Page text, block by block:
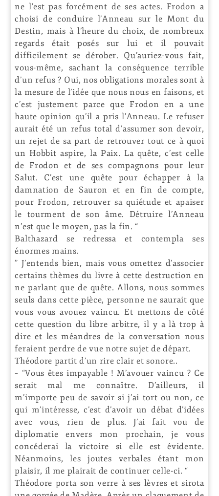
ne l’est pas forcément de ses actes. Frodon a
choisi de conduire l’Anneau sur le Mont du
Destin, mais à l’heure du choix, de nombreux
regards était posés sur lui et il pouvait
difficilement se dérober. Qu’auriez-vous fait,
vous-même, sachant la conséquence terrible
d’un refus ? Oui, nos obligations morales sont à
la mesure de l’idée que nous nous en faisons, et
c’est justement parce que Frodon en a une
haute opinion qu’il a pris l’Anneau. Le refuser
aurait été un refus total d’assumer son devoir,
un rejet de sa part de retrouver tout ce à quoi
un Hobbit aspire, la Paix. La quête, c’est celle
de Frodon et de ses compagnons pour leur
Salut. C’est une quête pour échapper à la
damnation de Sauron et en fin de compte,
pour Frodon, retrouver sa quiétude et apaiser
le tourment de son âme. Détruire l’Anneau
n’est que le moyen, pas la fin. “
Balthazard se redressa et contempla ses
énormes mains.
” J’entends bien, mais vous omettez d’associer
certains thèmes du livre à cette destruction en
ne parlant que de quête. Allons, nous sommes
seuls dans cette pièce, personne ne saurait que
vous vous avouez vaincu. Et mettons de côté
cette question du libre arbitre, il y a là trop à
dire et les méandres de la conversation nous
feraient perdre de vue notre sujet de départ.
Théodore partit d’un rire clair et sonore..
– “Vous êtes impayable ! M’avouer vaincu ? Ce
serait mal me connaître. D’ailleurs, il
m’importe peu de savoir si j’ai tort ou non, ce
qui m’intéresse, c’est d’avoir un débat d’idées
avec vous, rien de plus. J’ai fait vou de
diplomatie envers mon prochain, je vous
concéderai la victoire si elle est évidente.
Néanmoins, les joutes verbales étant mon
plaisir, il me plairait de continuer celle-ci. “
Théodore porta son verre à ses lèvres et sirota